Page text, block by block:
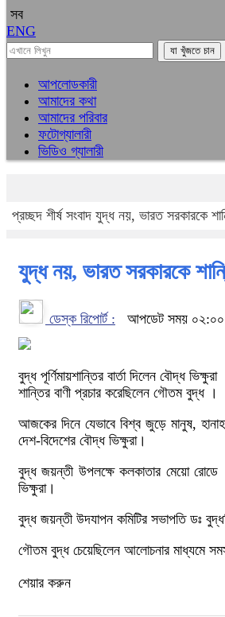
সব
ENG
আপলোডকারী
আমাদের কথা
আমাদের পরিবার
ফটোগ্যালারী
ভিডিও গ্যালারী
প্রচ্ছদ শীর্ষ সংবাদ যুদ্ধ নয়, ভারত সরকারকে
যুদ্ধ নয়, ভারত সরকারকে
ডেস্ক রিপোর্ট : আপডেট সময়
বুদ্ধ পূর্ণিমায়শান্তির বার্তা দিলেন বৌদ্ধ
শান্তির বাণী প্রচার করেছিলেন গৌতম বুদ্ধ ।
আজকের দিনে যেভাবে বিশ্ব জুড়ে মানুষ,
দেশ-বিদেশের বৌদ্ধ ভিক্ষুরা।
বুদ্ধ জয়ন্তী উপলক্ষে কলকাতার মেয়ো
ভিক্ষুরা।
বুদ্ধ জয়ন্তী উদযাপন কমিটির সভাপতি ডঃ
গৌতম বুদ্ধ চেয়েছিলেন আলোচনার মাধ্যমে
শেয়ার করুন